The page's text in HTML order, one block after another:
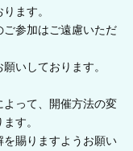
ます。
参加はご遠慮いただ
いしております。
って、開催方法の変
す。
を賜りますようお願い